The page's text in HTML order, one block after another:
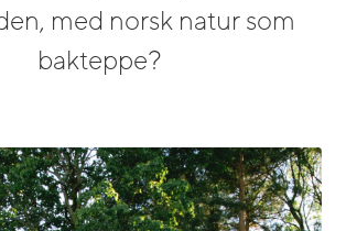
med norsk natur som
bakteppe?